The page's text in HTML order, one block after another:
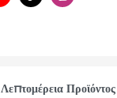
Λεπτομέρεια Προϊόντος